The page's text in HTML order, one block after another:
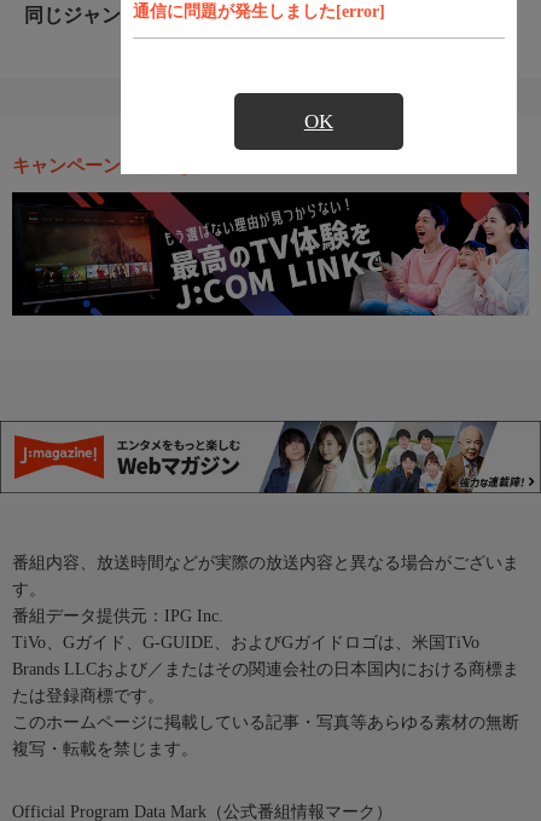
通信に問題が発生しました[error]
OK
同じジャンルのおすすめ番組
キャンペーン・お得な情報
番組内容、放送時間などが実際の放送内容と異なる場合がございま
す。
番組データ提供元：IPG Inc.
TiVo、Gガイド、G-GUIDE、およびGガイドロゴは、米国TiVo
Brands LLCおよび／またはその関連会社の日本国内における商標ま
たは登録商標です。
このホームページに掲載している記事・写真等あらゆる素材の無断
複写・転載を禁じます。
Official Program Data Mark（公式番組情報マーク）